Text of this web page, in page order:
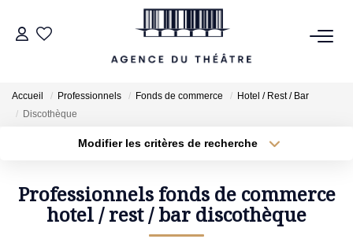
NOTRE AGENCE
Accueil Professionnels Fonds de commerce
Hotel / Rest / Bar
Discothèque
Modifier les critères de recherche
Type de transaction Localisation
Sélectionnez... Surface min
Professionnels fonds de commerce
hotel / rest / bar discothèque